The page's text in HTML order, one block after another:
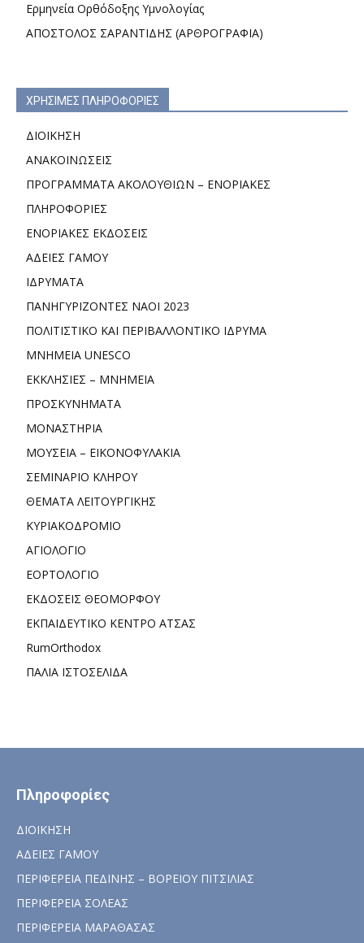
Ερμηνεία Ορθόδοξης Υμνολογίας
ΑΠΟΣΤΟΛΟΣ ΣΑΡΑΝΤΙΔΗΣ (ΑΡΘΡΟΓΡΑΦΙΑ)
ΧΡΗΣΙΜΕΣ ΠΛΗΡΟΦΟΡΙΕΣ
ΔΙΟΙΚΗΣΗ
ΑΝΑΚΟΙΝΩΣΕΙΣ
ΠΡΟΓΡΑΜΜΑΤΑ ΑΚΟΛΟΥΘΙΩΝ – ΕΝΟΡΙΑΚΕΣ
ΠΛΗΡΟΦΟΡΙΕΣ
ΕΝΟΡΙΑΚΕΣ ΕΚΔΟΣΕΙΣ
ΑΔΕΙΕΣ ΓΑΜΟΥ
ΙΔΡΥΜΑΤΑ
ΠΑΝΗΓΥΡΙΖΟΝΤΕΣ ΝΑΟΙ 2023
ΠΟΛΙΤΙΣΤΙΚΟ ΚΑΙ ΠΕΡΙΒΑΛΛΟΝΤΙΚΟ ΙΔΡΥΜΑ
ΜΝΗΜΕΙΑ UNESCO
ΕΚΚΛΗΣΙΕΣ – ΜΝΗΜΕΙΑ
ΠΡΟΣΚΥΝΗΜΑΤΑ
ΜΟΝΑΣΤΗΡΙΑ
ΜΟΥΣΕΙΑ – ΕΙΚΟΝΟΦΥΛΑΚΙΑ
ΣΕΜΙΝΑΡΙΟ ΚΛΗΡΟΥ
ΘΕΜΑΤΑ ΛΕΙΤΟΥΡΓΙΚΗΣ
ΚΥΡΙΑΚΟΔΡΟΜΙΟ
ΑΓΙΟΛΟΓΙΟ
ΕΟΡΤΟΛΟΓΙΟ
ΕΚΔΟΣΕΙΣ ΘΕΟΜΟΡΦΟΥ
ΕΚΠΑΙΔΕΥΤΙΚΟ ΚΕΝΤΡΟ ΑΤΣΑΣ
RumOrthodox
ΠΑΛΙΑ ΙΣΤΟΣΕΛΙΔΑ
Πληροφορίες
ΔΙΟΙΚΗΣΗ
ΑΔΕΙΕΣ ΓΑΜΟΥ
ΠΕΡΙΦΕΡΕΙΑ ΠΕΔΙΝΗΣ – ΒΟΡΕΙΟΥ ΠΙΤΣΙΛΙΑΣ
ΠΕΡΙΦΕΡΕΙΑ ΣΟΛΕΑΣ
ΠΕΡΙΦΕΡΕΙΑ ΜΑΡΑΘΑΣΑΣ